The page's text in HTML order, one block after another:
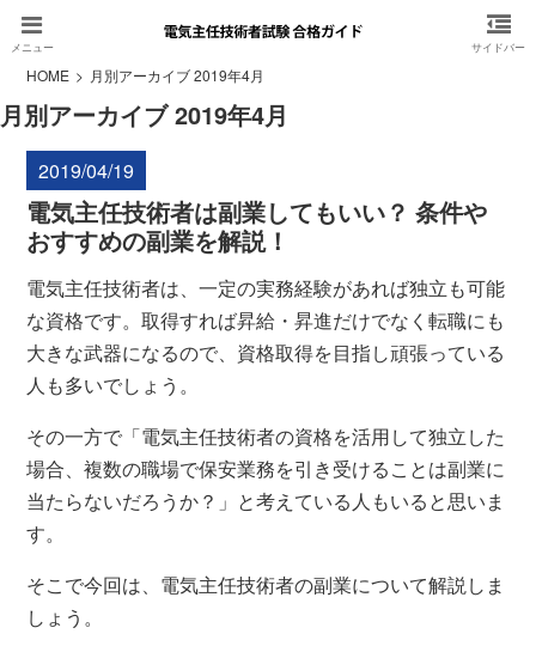
HOME 月別アーカイブ 2019年4月
月別アーカイブ 2019年4月
2019/04/19
電気主任技術者は副業してもいい？ 条件や
おすすめの副業を解説！
電気主任技術者は、一定の実務経験があれば独立も可能
な資格です。取得すれば昇給・昇進だけでなく転職にも
大きな武器になるので、資格取得を目指し頑張っている
人も多いでしょう。
その一方で「電気主任技術者の資格を活用して独立した
場合、複数の職場で保安業務を引き受けることは副業に
当たらないだろうか？」と考えている人もいると思いま
す。
そこで今回は、電気主任技術者の副業について解説しま
しょう。